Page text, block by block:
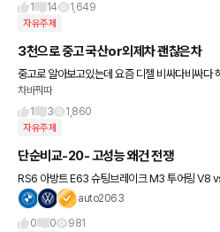
1
14 1,649
자유주제
3천으로 중고 국산or외제차 괜찮은차
중고로 알아보고있는데 요즘 디젤 비싸다비싸다 해도 연비 생각안할수가 없더라구요ㅠ
예를 들어 g70이나 스팅어 .0 같은 경우만 해도
gt 그냥 17~18년도
차바꿔따
1
3 1,860
자유주제
단순비교-20- 고성능 왜건 전쟁
RS6 아방트 E63 슈팅브레이크 M3 투어링 V8 vs I6 설계상 무게에
서 M3가 가져 가는 이점이 큰 것 같아요. 그래도
auto2063
0
0 981